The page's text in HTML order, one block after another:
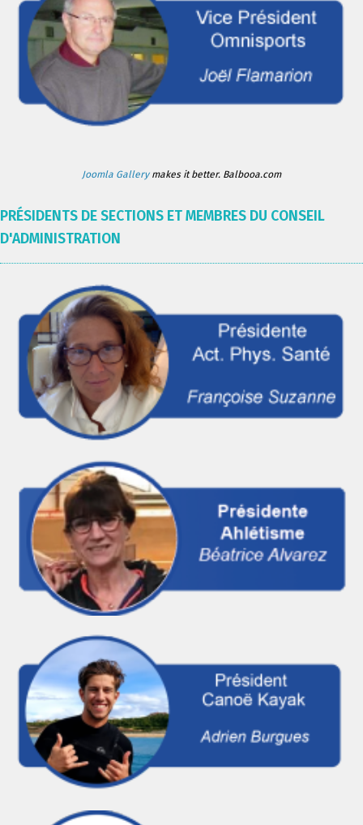
Joomla Gallerymakes it better. Balbooa.com
PRÉSIDENTS DE SECTIONS ET MEMBRES DU CONSEIL
D'ADMINISTRATION